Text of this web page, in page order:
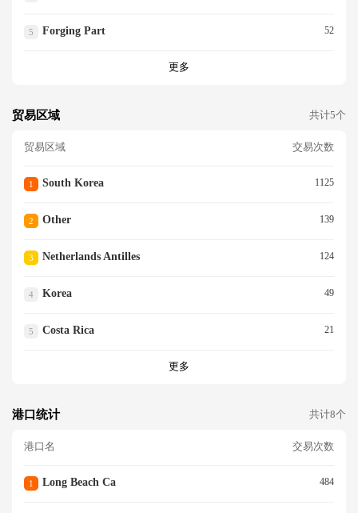
5 Forging Part 52
更多
贸易区域 共计5个
贸易区域 交易次数
1 South Korea 1125
2 Other 139
3 Netherlands Antilles 124
4 Korea 49
5 Costa Rica 21
更多
港口统计 共计8个
港口名 交易次数
1 Long Beach Ca 484